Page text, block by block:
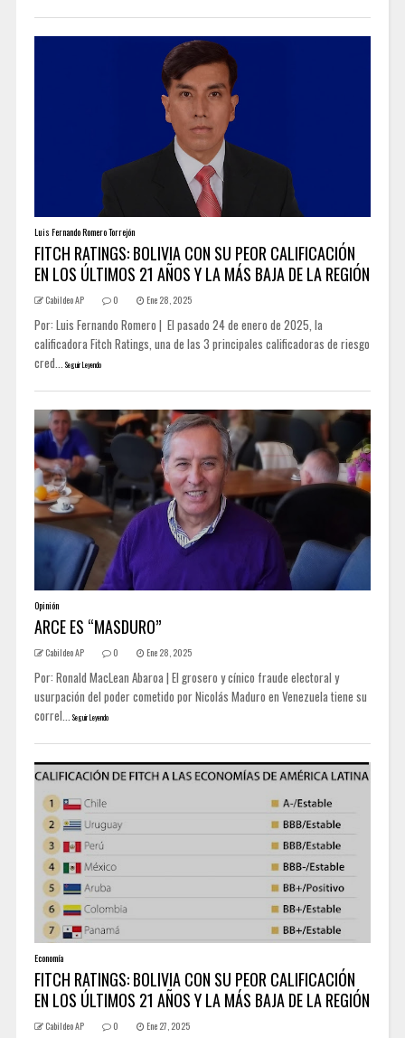
Luis Fernando Romero Torrejón
FITCH RATINGS: BOLIVIA CON SU PEOR CALIFICACIÓN
EN LOS ÚLTIMOS 21 AÑOS Y LA MÁS BAJA DE LA REGIÓN
Cabildeo AP 0 Ene 28, 2025
Por: Luis Fernando Romero | El pasado 24 de enero de 2025, la
calificadora Fitch Ratings, una de las 3 principales calificadoras de riesgo
cred... Seguir Leyendo
Opinión
ARCE ES “MASDURO”
Cabildeo AP 0 Ene 28, 2025
Por: Ronald MacLean Abaroa | El grosero y cínico fraude electoral y
usurpación del poder cometido por Nicolás Maduro en Venezuela tiene su
correl... Seguir Leyendo
Economía
FITCH RATINGS: BOLIVIA CON SU PEOR CALIFICACIÓN
EN LOS ÚLTIMOS 21 AÑOS Y LA MÁS BAJA DE LA REGIÓN
Cabildeo AP 0 Ene 27, 2025